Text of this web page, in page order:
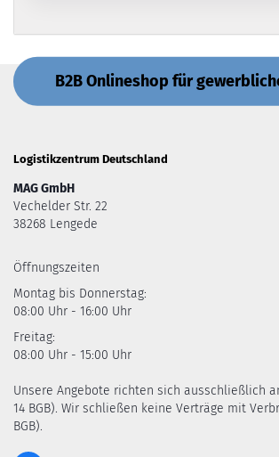
B2B Onlineshop für
Logistikzentrum Deutschland
MAG GmbH
Vechelder Str. 22
38268 Lengede
Öffnungszeiten
Montag bis Donnerstag:
08:00 Uhr - 16:00 Uhr
Freitag:
08:00 Uhr - 15:00 Uhr
Unsere Angebote richten sich ausschließlich
14 BGB). Wir schließen keine Verträge mit
BGB).